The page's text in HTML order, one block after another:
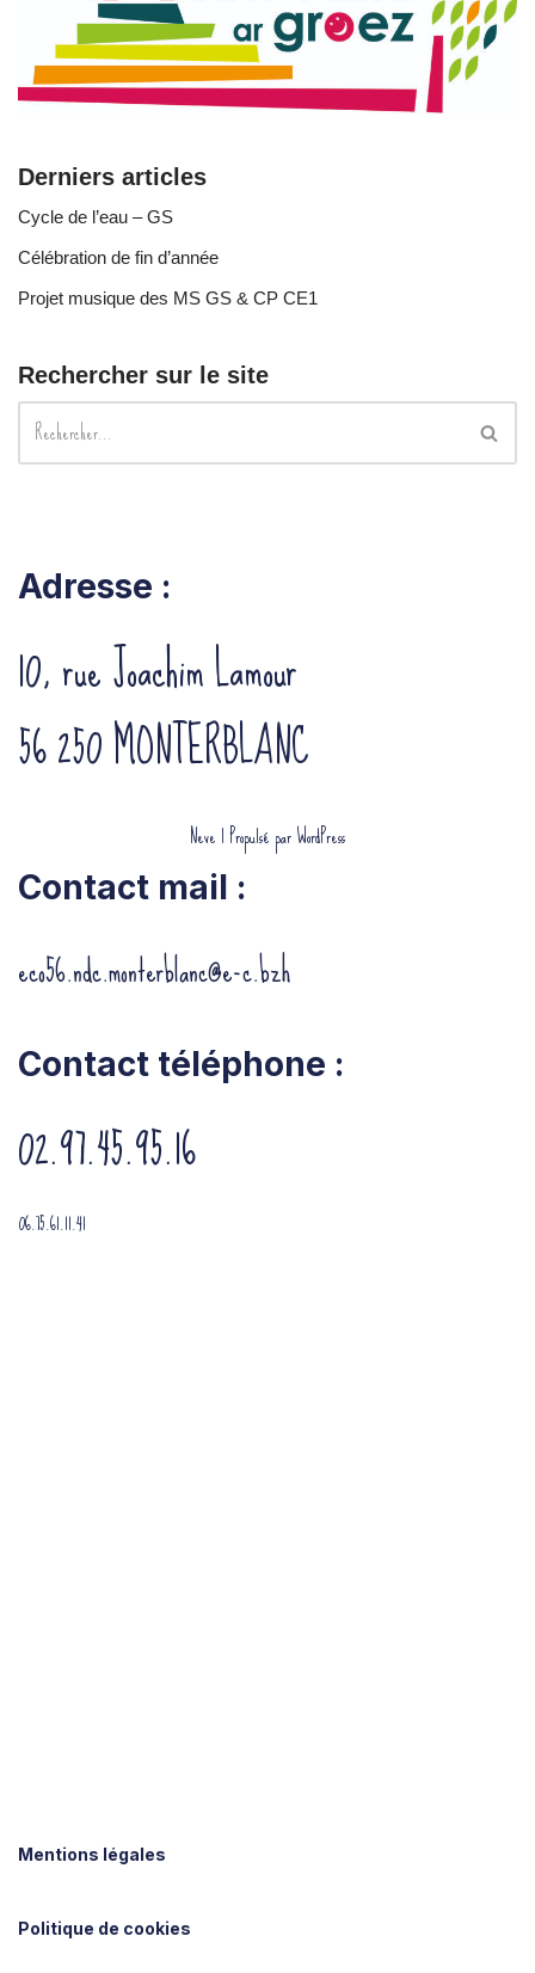
Derniers articles
Cycle de l’eau – GS
Célébration de fin d’année
Projet musique des MS GS & CP CE1
Rechercher sur le site
Adresse :
10, rue Joachim Lamour
56 250 MONTERBLANC
Neve | Propulsé parWordPress
Contact mail :
eco56.ndc.monterblanc@e-c.bzh
Contact téléphone :
02.97.45.95.16
06.75.61.11.41
Mentions légales
Politique de cookies